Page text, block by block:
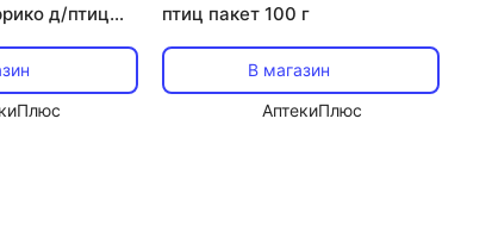
д/птиц
птиц пакет 100 г
В магазин
АптекиПлюс